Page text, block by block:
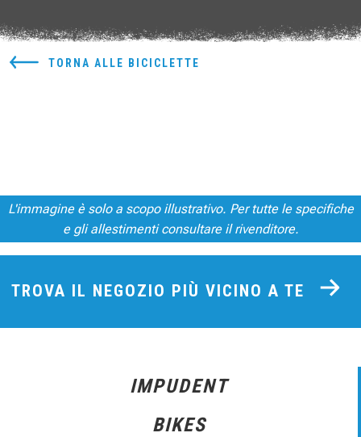
TORNA ALLE BICICLETTE
L'immagine è solo a scopo illustrativo. Per tutte le specifiche
e gli allestimenti consultare il rivenditore.
TROVA IL NEGOZIO PIÙ VICINO A TE
IMPUDENT
BIKES